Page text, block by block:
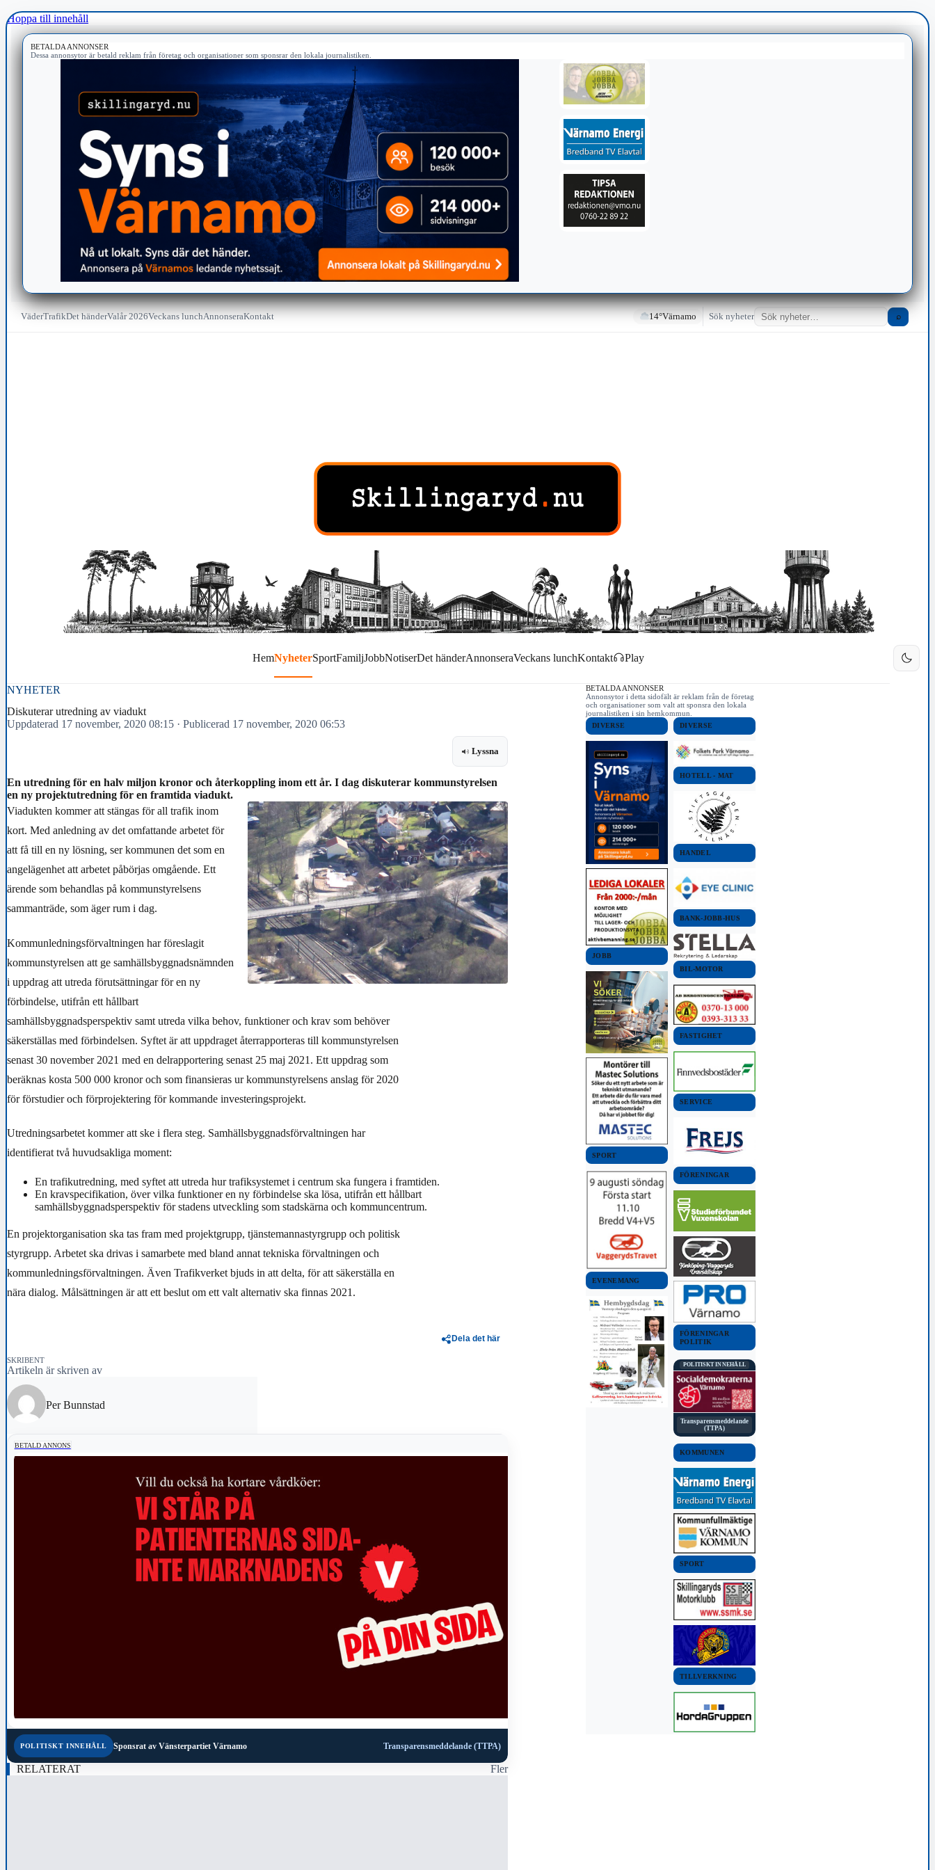
Hoppa till innehåll
BETALDA ANNONSER
Dessa annonsytor är betald reklam från företag och organisationer som sponsrar den lokala journalistiken.
VäderTrafikDet händerValår 2026Veckans lunchAnnonseraKontakt 14°Värnamo Sök nyheter ⌕
HemNyheterSportFamiljJobbNotiserDet händerAnnonseraVeckans lunchKontakt Play
NYHETER
Diskuterar utredning av viadukt
Uppdaterad 17 november, 2020 08:15 · Publicerad 17 november, 2020 06:53
Lyssna
En utredning för en halv miljon kronor och återkoppling inom ett år. I dag diskuterar kommunstyrelsen
en ny projektutredning för en framtida viadukt.
Viadukten kommer att stängas för all trafik inom
kort. Med anledning av det omfattande arbetet för
att få till en ny lösning, ser kommunen det som en
angelägenhet att arbetet påbörjas omgående. Ett
ärende som behandlas på kommunstyrelsens
sammanträde, som äger rum i dag.
Kommunledningsförvaltningen har föreslagit
kommunstyrelsen att ge samhällsbyggnadsnämnden
i uppdrag att utreda förutsättningar för en ny
förbindelse, utifrån ett hållbart
samhällsbyggnadsperspektiv samt utreda vilka behov, funktioner och krav som behöver
säkerställas med förbindelsen. Syftet är att uppdraget återrapporteras till kommunstyrelsen
senast 30 november 2021 med en delrapportering senast 25 maj 2021. Ett uppdrag som
beräknas kosta 500 000 kronor och som finansieras ur kommunstyrelsens anslag för 2020
för förstudier och förprojektering för kommande investeringsprojekt.
Utredningsarbetet kommer att ske i flera steg. Samhällsbyggnadsförvaltningen har
identifierat två huvudsakliga moment:
En trafikutredning, med syftet att utreda hur trafiksystemet i centrum ska fungera i framtiden.
En kravspecifikation, över vilka funktioner en ny förbindelse ska lösa, utifrån ett hållbart
samhällsbyggnadsperspektiv för stadens utveckling som stadskärna och kommuncentrum.
En projektorganisation ska tas fram med projektgrupp, tjänstemannastyrgrupp och politisk
styrgrupp. Arbetet ska drivas i samarbete med bland annat tekniska förvaltningen och
kommunledningsförvaltningen. Även Trafikverket bjuds in att delta, för att säkerställa en
nära dialog. Målsättningen är att ett beslut om ett valt alternativ ska finnas 2021.
Dela det här
SKRIBENT
Artikeln är skriven av
Per Bunnstad
BETALD ANNONS
POLITISKT INNEHÅLL Sponsrat av Vänsterpartiet Värnamo Transparensmeddelande (TTPA)
RELATERAT Fler
BETALDA ANNONSER
Annonsytor i detta sidofält är reklam från de företag
och organisationer som valt att sponsra den lokala
journalistiken i sin hemkommun.
DIVERSE
JOBB
SPORT
EVENEMANG
DIVERSE
HOTELL - MAT
HANDEL
BANK-JOBB-HUS
BIL-MOTOR
FASTIGHET
SERVICE
FÖRENINGAR
FÖRENINGAR
POLITIK
POLITISKT INNEHÅLL
Transparensmeddelande
(TTPA)
KOMMUNEN
SPORT
TILLVERKNING